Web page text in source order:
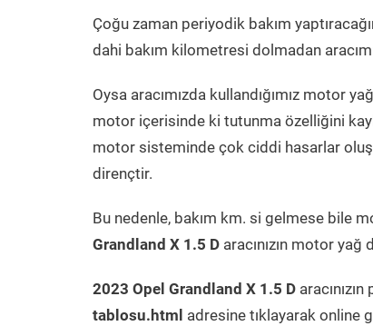
Çoğu zaman periyodik bakım
dahi bakım kilometresi dolmadan
Oysa aracımızda kullandığımız motor
motor içerisinde ki tutunma özelliğini
motor sisteminde çok ciddi hasarlar
dirençtir.
Bu nedenle, bakım km. si gelmese bile
Grandland X 1.5 D aracınızın motor yağ
2023 Opel Grandland X 1.5 D
tablosu.html adresine tıklayarak online